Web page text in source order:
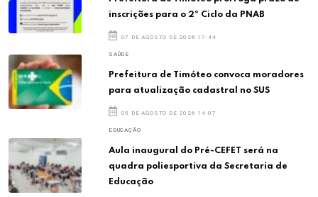
inscrições para o 2º Ciclo da PNAB
07 DE AGOSTO DE 2026 17:44
SAÚDE
Prefeitura de Timóteo convoca moradores
para atualização cadastral no SUS
05 DE AGOSTO DE 2026 14:07
EDUCAÇÃO
Aula inaugural do Pré-CEFET será na
quadra poliesportiva da Secretaria de
Educação